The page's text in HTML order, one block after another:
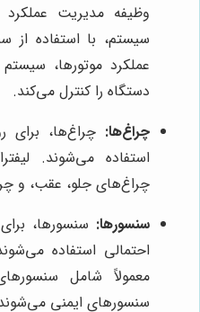
وظیفه مدیریت عملکرد
سیستم، با استفاده از
عملکرد موتورها،
دستگاه را کنترل می‌کند.
چراغ‌ها: چراغ‌ها، برای
استفاده می‌شوند.
چراغ‌های جلو، عقب، و
سنسورها: سنسورها،
احتمالی استفاده
معمولاً شامل
سنسورهای ایمنی